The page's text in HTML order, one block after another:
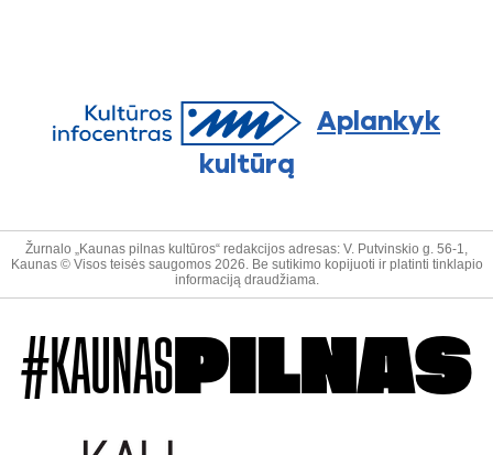
Aplankyk
kultūrą
Žurnalo „Kaunas pilnas kultūros“ redakcijos adresas: V. Putvinskio g. 56-1,
Kaunas © Visos teisės saugomos 2026. Be sutikimo kopijuoti ir platinti tinklapio
informaciją draudžiama.
#KAUNAS PILNAS